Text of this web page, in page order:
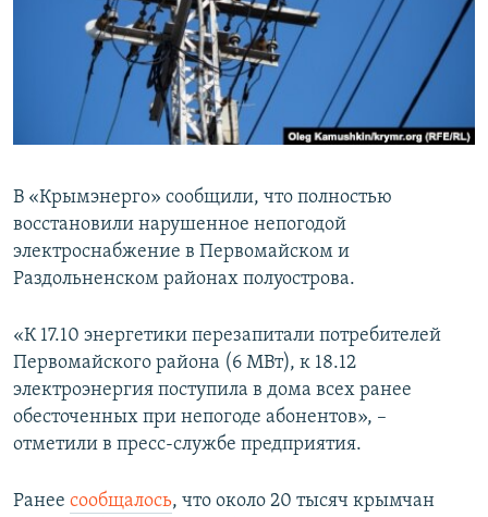
ПОБЕДИТЕЛЕЙ НЕ СУДЯТ?
КРЫМ.НЕПОКОРЕННЫЙ
УКРАИНСКАЯ ПРОБЛЕМА КРЫМА
ПРИСОЕДИНЯЙТЕСЬ!
В «Крымэнерго» сообщили, что полностью
восстановили нарушенное непогодой
электроснабжение в Первомайском и
Раздольненском районах полуострова.
«К 17.10 энергетики перезапитали потребителей
Первомайского района (6 МВт), к 18.12
электроэнергия поступила в дома всех ранее
обесточенных при непогоде абонентов», –
отметили в пресс-службе предприятия.
Ранее сообщалось, что около 20 тысяч крымчан